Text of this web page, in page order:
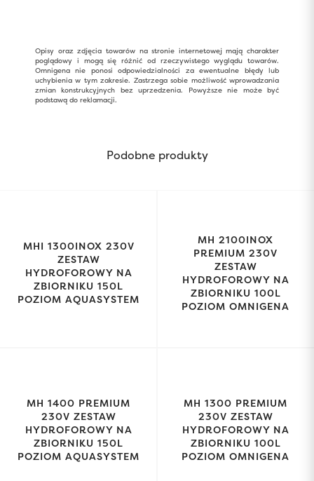
Opisy oraz zdjęcia towarów na stronie internetowej mają charakter
poglądowy i mogą się różnić od rzeczywistego wyglądu towarów.
Omnigena nie ponosi odpowiedzialności za ewentualne błędy lub
uchybienia w tym zakresie. Zastrzega sobie możliwość wprowadzania
zmian konstrukcyjnych bez uprzedzenia. Powyższe nie może być
podstawą do reklamacji.
Podobne produkty
MHI 1300INOX 230V
ZESTAW
HYDROFOROWY NA
ZBIORNIKU 150L
POZIOM AQUASYSTEM
MH 2100INOX
PREMIUM 230V
ZESTAW
HYDROFOROWY NA
ZBIORNIKU 100L
POZIOM OMNIGENA
MH 1400 PREMIUM
230V ZESTAW
HYDROFOROWY NA
ZBIORNIKU 150L
POZIOM AQUASYSTEM
MH 1300 PREMIUM
230V ZESTAW
HYDROFOROWY NA
ZBIORNIKU 100L
POZIOM OMNIGENA